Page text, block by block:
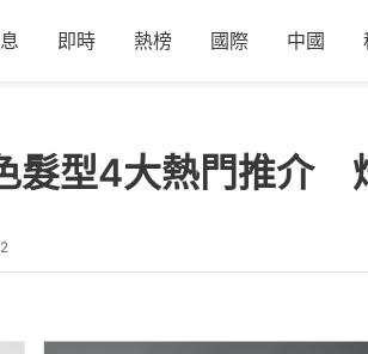
即時 熱榜 國際 中國
髮型4大熱門推介